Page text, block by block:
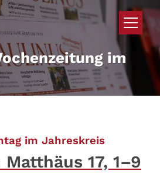
im
im Jahreskreis:
17, 1–9